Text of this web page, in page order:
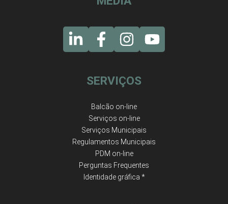
SERVIÇOS
Balcão on-line
Serviços on-line
Serviços Municipais
Regulamentos Municipais
PDM on-line
Perguntas Frequentes
Identidade gráfica *